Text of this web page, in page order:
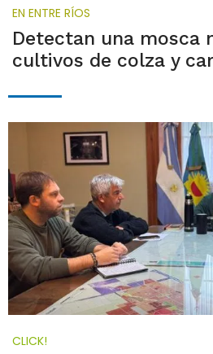
EN ENTRE RÍOS
Detectan una mosca
cultivos de colza y
CLICK!